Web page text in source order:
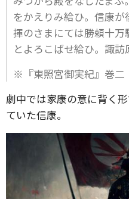
をかえりみ給ひ。信康
揮のさまにては勝頼十
とよろこばせ給ひ。諏
※『東照宮御実紀』巻二
劇中では家康の意に背く
ていた信康。